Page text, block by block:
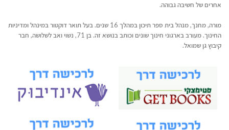
אחרים של חשיבה גבוהה.
מורה, מחנך, מנהל בית ספר תיכון במהלך 16 שנים. בעל תואר דוקטור במינהל ומדיניות
החינוך. מעורב בארגוני חינוך שונים וכותב בנושא זה. בן 71, נשוי ואב לשלושה, חבר
קיבוץ גן שמואל.